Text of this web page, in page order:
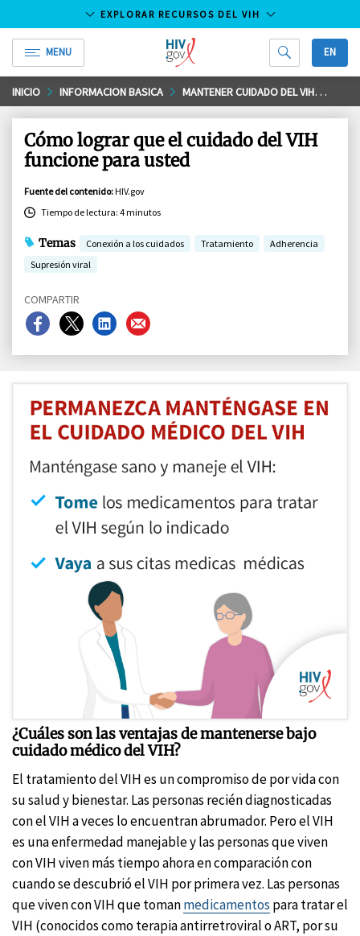
Saltar
al
contenido
principal
EXPLORAR RECURSOS DEL VIH
MENU
HIV.gov
EN
INICIO INFORMACION BASICA MANTENER CUIDADO DEL VIH
Cómo lograr que el cuidado del VIH
funcione para usted
Fuente del contenido:HIV.gov
Tiempo de lectura: 4 minutos
Temas Conexión a los cuidados Tratamiento
Adherencia
Supresión viral
COMPARTIR
Compartir
en
Compartir
en
Compartir
en
Compartir
en
¿Cuáles son las ventajas de mantenerse bajo
cuidado médico del VIH?
El tratamiento del VIH es un compromiso de por vida con
su salud y bienestar. Las personas recién diagnosticadas
con el VIH a veces lo encuentran abrumador. Pero el VIH
es una enfermedad manejable y las personas que viven
con VIH viven más tiempo ahora en comparación con
cuando se descubrió el VIH por primera vez. Las personas
que viven con VIH que tomanmedicamentos para tratar el
VIH (conocidos como terapia antirretroviral o ART, por su